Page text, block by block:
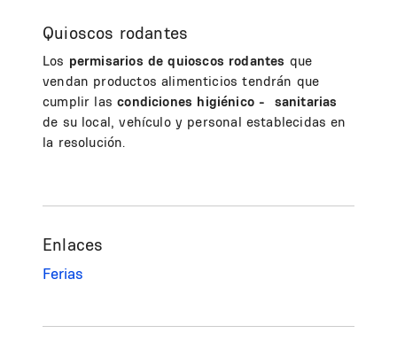
Quioscos rodantes
Los permisarios de quioscos rodantes que
vendan productos alimenticios tendrán que
cumplir lascondiciones higiénico - sanitarias
de su local, vehículo y personal establecidas en
la resolución.
Enlaces
Ferias